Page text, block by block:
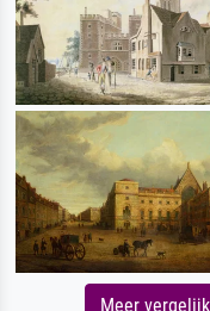
Meer